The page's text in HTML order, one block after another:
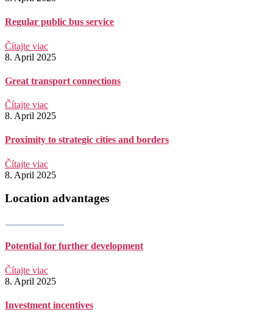
Regular public bus service
Čítajte viac
8. April 2025
Great transport connections
Čítajte viac
8. April 2025
Proximity to strategic cities and borders
Čítajte viac
8. April 2025
Location advantages
Potential for further development
Čítajte viac
8. April 2025
Investment incentives